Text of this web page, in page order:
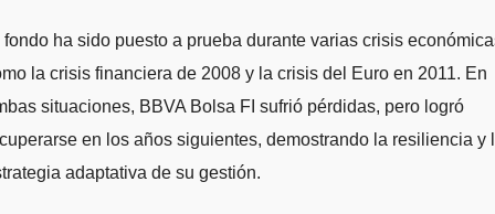
fondo ha sido puesto a prueba durante varias crisis
la crisis financiera de 2008 y la crisis del Euro en 2011. En
situaciones, BBVA Bolsa FI sufrió pérdidas, pero logró
en los años siguientes, demostrando la resiliencia y
adaptativa de su gestión.